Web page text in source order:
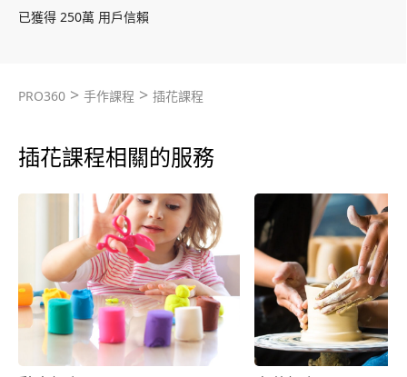
已獲得 250萬 用戶信賴
PRO360 > 手作課程 > 插花課程
插花課程相關的服務